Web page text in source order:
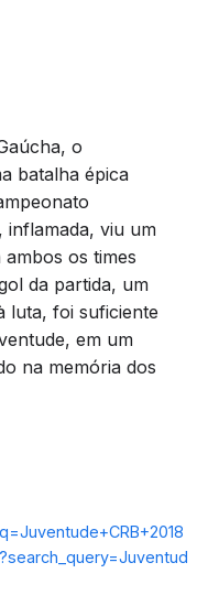
o
batalha épica
inflamada, viu um
os times
da partida, um
luta, foi suficiente
em um
na memória dos